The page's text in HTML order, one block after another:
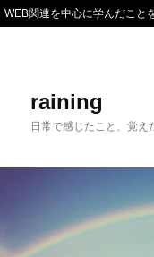
WEB関連を中心に学んだこと
raining
日常で感じたこと、覚え